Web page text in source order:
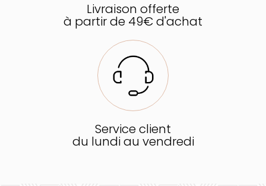
Livraison offerte
à partir de 49€ d'achat
Service client
du lundi au vendredi